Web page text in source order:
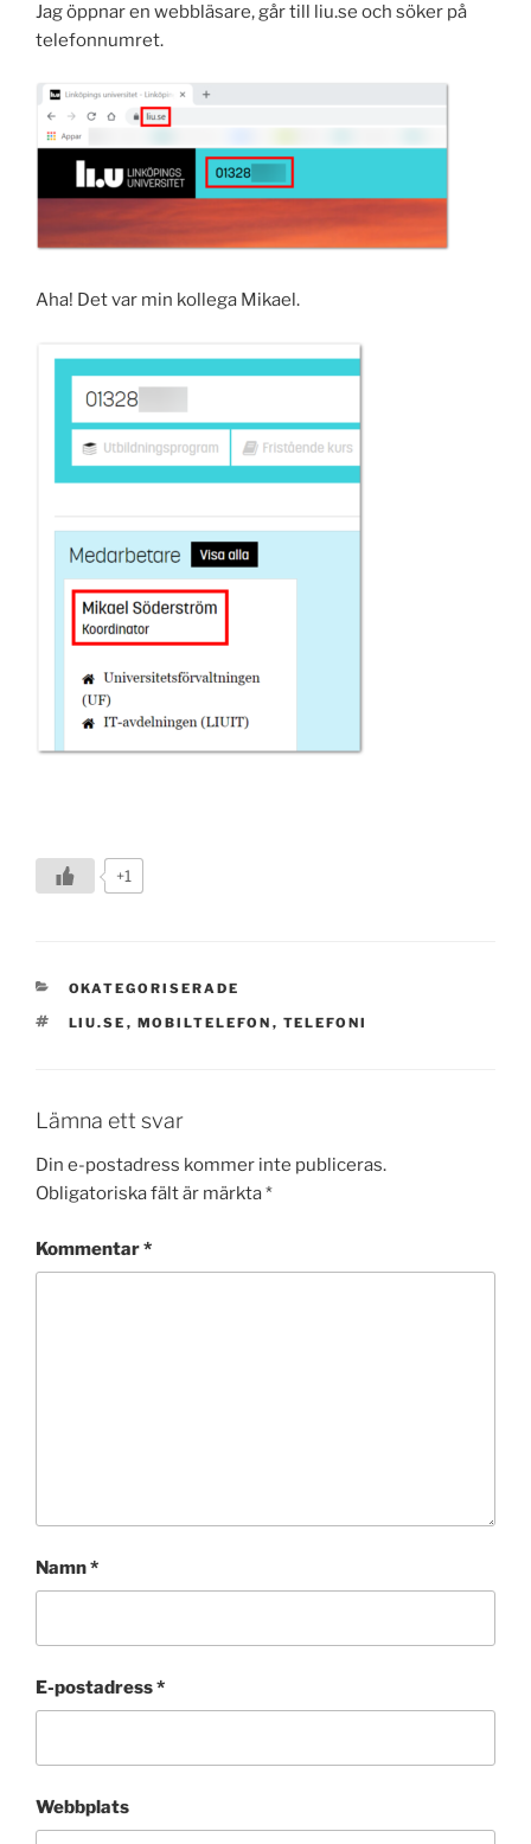
Jag öppnar en webbläsare, går till liu.se och söker på
telefonnumret.
Aha! Det var min kollega Mikael.
+1
KATEGORIER
OKATEGORISERADE
TAGGAR
LIU.SE , MOBILTELEFON , TELEFONI
Lämna ett svar
Din e-postadress kommer inte publiceras.
Obligatoriska fält är märkta*
Kommentar*
Namn*
E-postadress*
Webbplats